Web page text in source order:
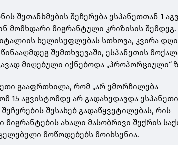
შეთანხმების შეჩერება ესპანეთთან 1
მომხდარი მიგრანტული კრიზისის შემდეგ.
ხელისუფლებას სთხოვა, კვირა
შემთხვევაში, ესპანეთის
მიღებული იქნებოდა „პროპორციული“
გააფრთხილა, რომ „არ ემორჩილება
15 აგვისტომდე არ გადახედავდა
შესახებ გადაწყვეტილებას, რის
ახალი მასობრივი შეჭრის
მოწოდებებს მოიხსენია.